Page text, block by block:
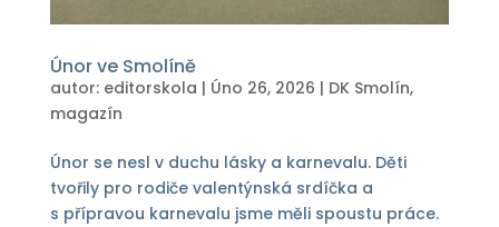
Únor ve Smolíně
autor: editorskola | Úno 26, 2026 | DK Smolín,
magazín
Únor se nesl v duchu lásky a karnevalu. Děti
tvořily pro rodiče valentýnská srdíčka a
s přípravou karnevalu jsme měli spoustu práce.